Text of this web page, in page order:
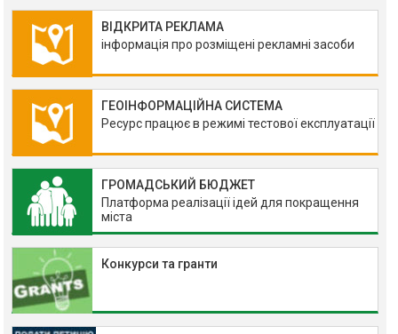
ВІДКРИТА РЕКЛАМА
інформація про розміщені рекламні засоби
ГЕОІНФОРМАЦІЙНА СИСТЕМА
Ресурс працює в режимі тестової експлуатації
ГРОМАДСЬКИЙ БЮДЖЕТ
Платформа реалізації ідей для покращення
міста
Конкурси та гранти